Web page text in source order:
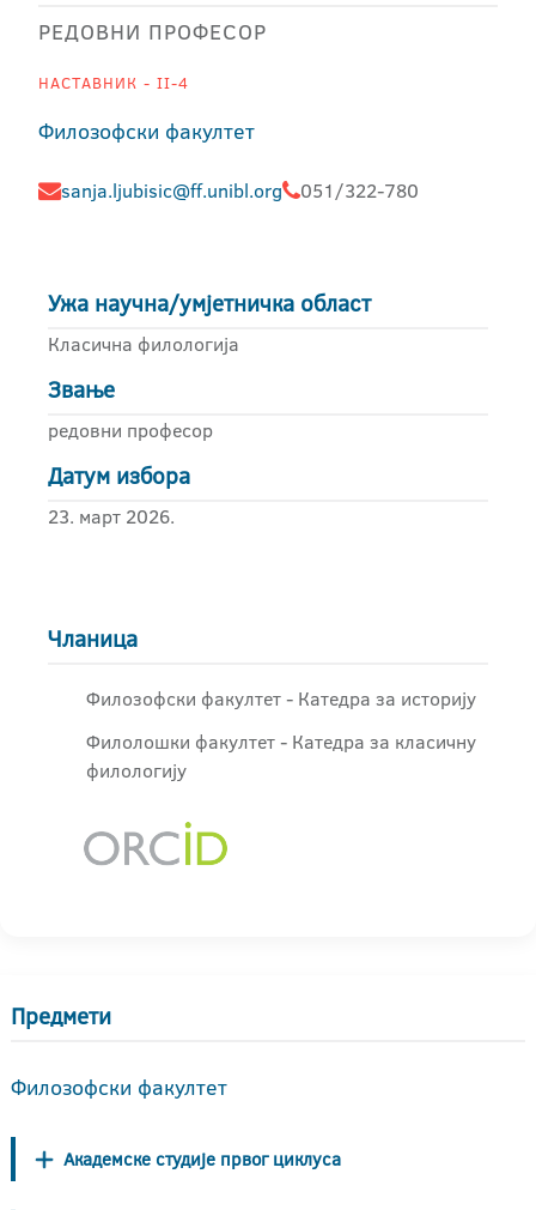
РЕДОВНИ ПРОФЕСОР
НАСТАВНИК - II-4
Филозофски факултет
sanja.ljubisic@ff.unibl.org 051/322-780
Ужа научна/умјетничка област
Класична филологија
Звање
редовни професор
Датум избора
23. март 2026.
Чланица
Филозофски факултет - Катедра за историју
Филолошки факултет - Катедра за класичну
филологију
Предмети
Филозофски факултет
Академске студије првог циклуса